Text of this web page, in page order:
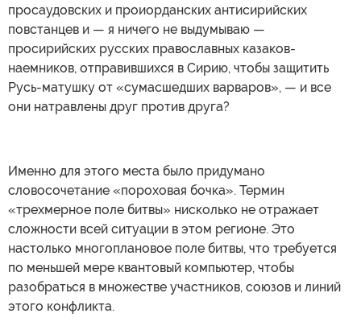
просаудовских и проиорданских антисирийских
повстанцев и — я ничего не выдумываю —
просирийских русских православных казаков-
наемников, отправившихся в Сирию, чтобы защитить
Русь-матушку от «сумасшедших варваров», — и все
они натравлены друг против друга?
Именно для этого места было придумано
словосочетание «пороховая бочка». Термин
«трехмерное поле битвы» нисколько не отражает
сложности всей ситуации в этом регионе. Это
настолько многоплановое поле битвы, что требуется
по меньшей мере квантовый компьютер, чтобы
разобраться в множестве участников, союзов и линий
этого конфликта.